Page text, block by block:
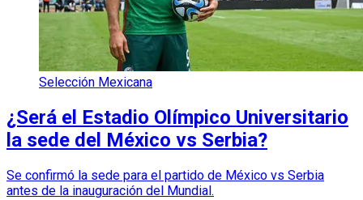
Selección Mexicana
¿Será el Estadio Olímpico Universitario
la sede del México vs Serbia?
Se confirmó la sede para el partido de México vs Serbia
antes de la inauguración del Mundial.